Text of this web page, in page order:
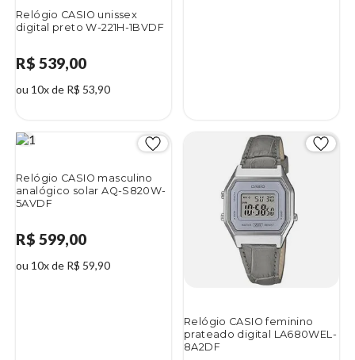
Relógio CASIO unissex
digital preto W-221H-1BVDF
R$ 539,00
ou 10x de R$ 53,90
Relógio CASIO masculino
analógico solar AQ-S820W-
5AVDF
R$ 599,00
ou 10x de R$ 59,90
Relógio CASIO feminino
prateado digital LA680WEL-
8A2DF